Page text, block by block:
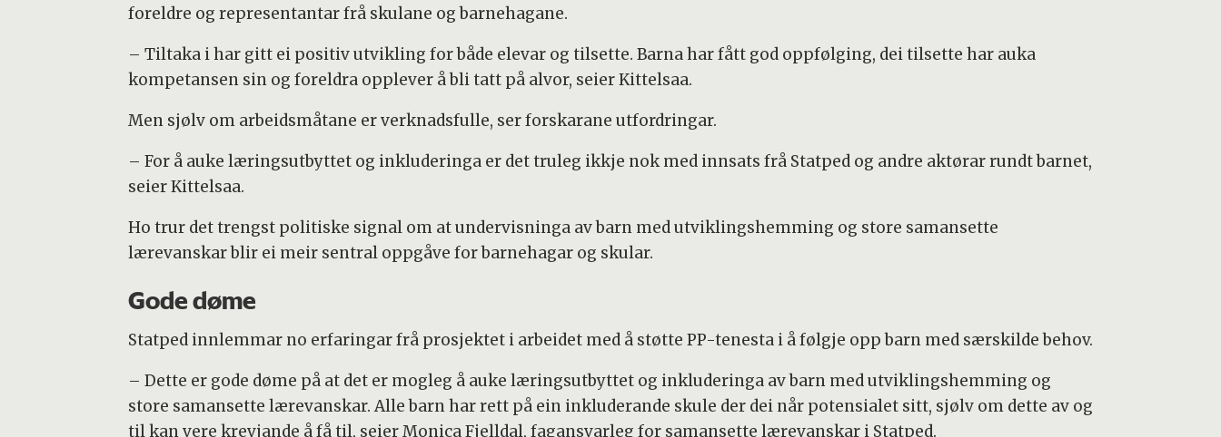
foreldre og representantar frå skulane og barnehagane.
– Tiltaka i har gitt ei positiv utvikling for både elevar og tilsette. Barna har fått god oppfølging, dei tilsette har auka
kompetansen sin og foreldra opplever å bli tatt på alvor, seier Kittelsaa.
Men sjølv om arbeidsmåtane er verknadsfulle, ser forskarane utfordringar.
– For å auke læringsutbyttet og inkluderinga er det truleg ikkje nok med innsats frå Statped og andre aktørar rundt barnet,
seier Kittelsaa.
Ho trur det trengst politiske signal om at undervisninga av barn med utviklingshemming og store samansette
lærevanskar blir ei meir sentral oppgåve for barnehagar og skular.
Gode døme
Statped innlemmar no erfaringar frå prosjektet i arbeidet med å støtte PP-tenesta i å følgje opp barn med særskilde behov.
– Dette er gode døme på at det er mogleg å auke læringsutbyttet og inkluderinga av barn med utviklingshemming og
store samansette lærevanskar. Alle barn har rett på ein inkluderande skule der dei når potensialet sitt, sjølv om dette av og
til kan vere krevjande å få til, seier Monica Fjelldal, fagansvarleg for samansette lærevanskar i Statped.